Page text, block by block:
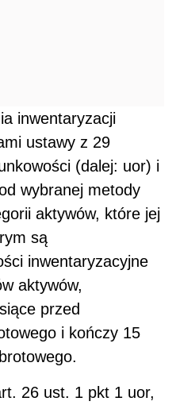
inwentaryzacji
ustawy z 29
(dalej: uor) i
wybranej metody
aktywów, które jej
są
inwentaryzacyjne
aktywów,
przed
i kończy 15
26 ust. 1 pkt 1 uor,